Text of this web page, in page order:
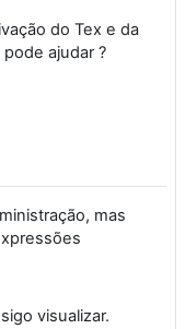
do Tex e da
ajudar ?
mas
visualizar.